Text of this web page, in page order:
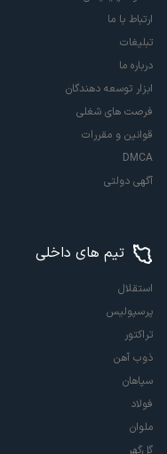
ارتباط با ما
تبلیغات
درباره ما
ابزار توسعه دهندگان
فرصت های شغلی
قوانین و مقررات
DMCA
آگهی دولتی
تیم های داخلی
استقلال
پرسپولیس
تراکتور
ذوب آهن
سپاهان
فولاد
ملوان
گل‌گهر